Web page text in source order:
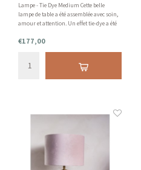
Lampe - Tie Dye Medium Cette belle
lampe de table a été assemblée avec soin,
amour et attention. Un effet tie-dye a été
toucher velours.
€177,00